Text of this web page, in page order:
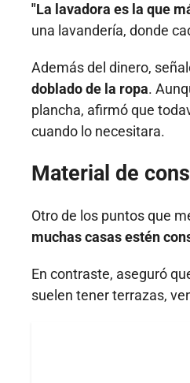
"La lavadora es la que
una lavandería, donde
Además del dinero,
doblado de la ropa.
plancha, afirmó que
cuando lo necesitara.
Material de
Otro de los puntos que
muchas casas estén
En contraste, aseguró
suelen tener terrazas,